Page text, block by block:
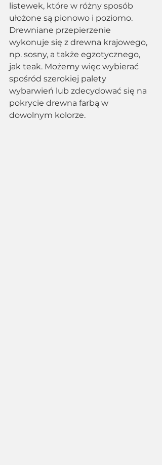
listewek, które w różny sposób
ułożone są pionowo i poziomo.
Drewniane przepierzenie
wykonuje się z drewna krajowego,
np. sosny, a także egzotycznego,
jak teak. Możemy więc wybierać
spośród szerokiej palety
wybarwień lub zdecydować się na
pokrycie drewna farbą w
dowolnym kolorze.